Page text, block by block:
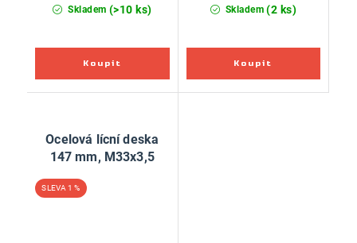
Skladem (>10 ks) Skladem (2 ks)
Ocelová lícní deska
147 mm, M33x3,5
1 %